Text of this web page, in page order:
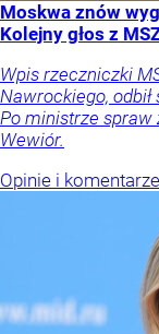
Moskwa znów
Kolejny głos z
Wpis rzeczniczki
Nawrockiego,
Po ministrze spraw
Wewiór.
Opinie i komentarze